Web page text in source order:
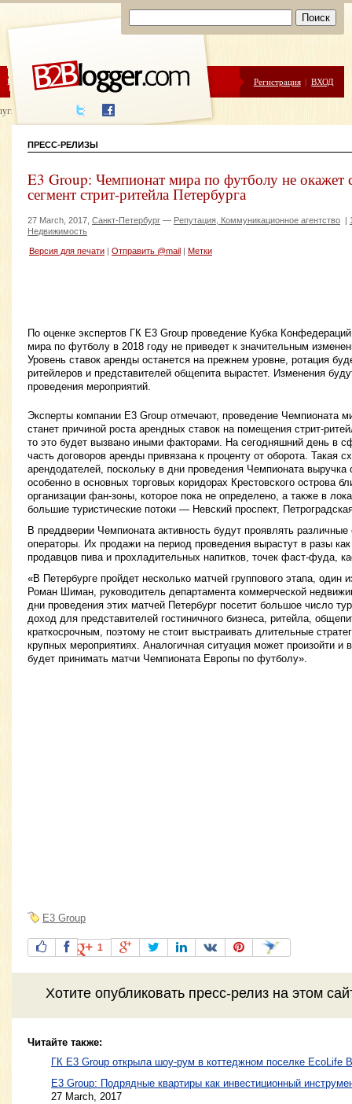
ЦЕНЫ ПОМОЩЬ Регистрация | ВХОД
написания
ПРЕСС-РЕЛИЗЫ
E3 Group: Чемпионат мира по футболу не окажет
сегмент стрит-ритейла Петербурга
27 March, 2017, Санкт-Петербург — Репутация, Коммуникационное агентство |
Недвижимость
Версия для печати Отправить @mail Метки
По оценке экспертов ГК E3 Group проведение Кубка
мира по футболу в 2018 году не приведет к значительным
Уровень ставок аренды останется на прежнем уровне, ротация
ритейлеров и представителей общепита вырастет. Изменения
проведения мероприятий.
Эксперты компании E3 Group отмечают, проведение Чемпионата
станет причиной роста арендных ставок на помещения стрит-
то это будет вызвано иными факторами. На сегодняшний день в
часть договоров аренды привязана к проценту от оборота. Такая
арендодателей, поскольку в дни проведения Чемпионата выручка
особенно в основных торговых коридорах Крестовского острова
организации фан-зоны, которое пока не определено, а также в
большие туристические потоки — Невский проспект,
В преддверии Чемпионата активность будут проявлять
операторы. Их продажи на период проведения вырастут в разы
продавцов пива и прохладительных напитков, точек фаст-фуда,
«В Петербурге пройдет несколько матчей группового этапа,
Роман Шиман, руководитель департамента коммерческой
дни проведения этих матчей Петербург посетит большое число
доход для представителей гостиничного бизнеса, ритейла,
краткосрочным, поэтому не стоит выстраивать длительные
крупных мероприятиях. Аналогичная ситуация может произойти и
будет принимать матчи Чемпионата Европы по футболу».
E3 Group
1
Хотите опубликовать пресс-релизна этом
Читайте также:
ГК E3 Group открыла шоу-рум в коттеджном поселке EcoLife
E3 Group: Подрядные квартиры как инвестиционный
27 March, 2017